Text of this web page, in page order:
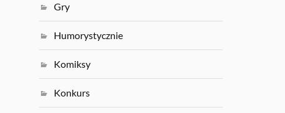
Gry
Humorystycznie
Komiksy
Konkurs